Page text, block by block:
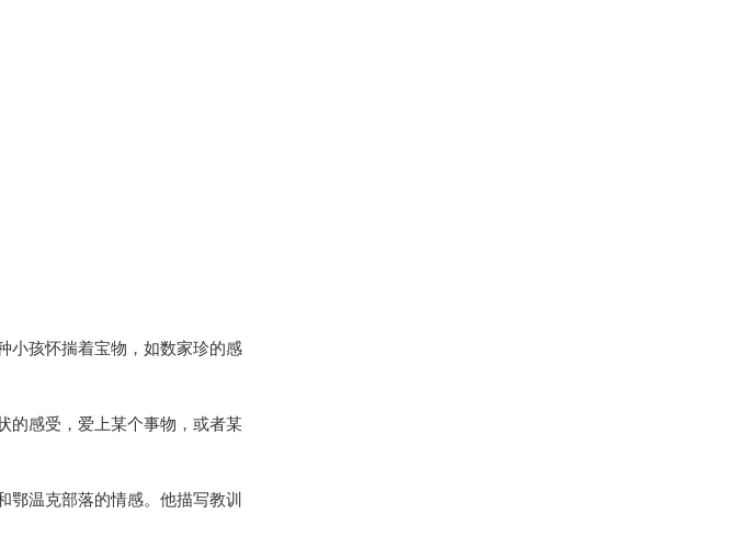
小孩怀揣着宝物，如数家珍的感
的感受，爱上某个事物，或者某
鄂温克部落的情感。他描写教训